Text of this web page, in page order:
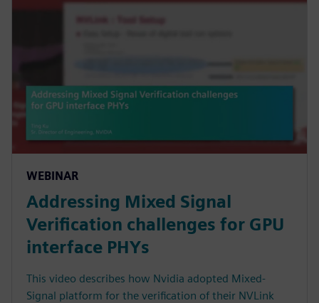
WEBINAR
Addressing Mixed Signal
Verification challenges for GPU
interface PHYs
This video describes how Nvidia adopted Mixed-
Signal platform for the verification of their NVLink